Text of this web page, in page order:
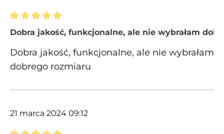
Recenzja z oceną 5 spośród 5 gwiazdek
Dobra jakość, funkcjonalne, ale nie wybrałam
Dobra jakość, funkcjonalne, ale nie wybrałam
dobrego rozmiaru
21 marca 2024 09:12